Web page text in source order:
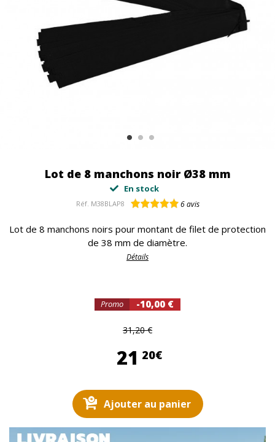
Lot de 8 manchons noir Ø38 mm
En stock
Réf. M38BLAP8 6avis
Lot de 8 manchons noirs pour montant de filet de protection
de 38 mm de diamètre.
Détails
Promo -10,00 €
31,20 €
21 20€21,20 €
Ajouter au panier